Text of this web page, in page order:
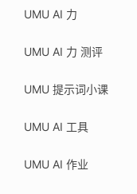
UMU AI 力
UMU AI 力 测评
UMU 提示词小课
UMU AI 工具
UMU AI 作业